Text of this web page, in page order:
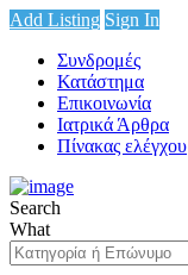
Add Listing Sign In
Συνδρομές
Κατάστημα
Επικοινωνία
Ιατρικά Άρθρα
Πίνακας ελέγχου
Search
What